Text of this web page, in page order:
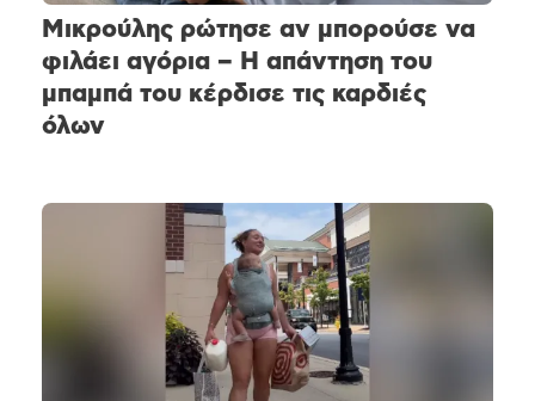
Μικρούλης ρώτησε αν μπορούσε να
φιλάει αγόρια – Η απάντηση του
μπαμπά του κέρδισε τις καρδιές
όλων